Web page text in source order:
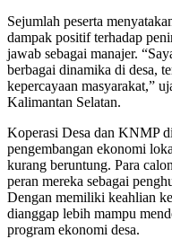
Sejumlah peserta
dampak positif terhadap
jawab sebagai manajer.
berbagai dinamika di desa,
kepercayaan masyarakat,”
Kalimantan Selatan.
Koperasi Desa dan KNMP
pengembangan ekonomi
kurang beruntung. Para
peran mereka sebagai
Dengan memiliki keahlian
dianggap lebih mampu
program ekonomi desa.